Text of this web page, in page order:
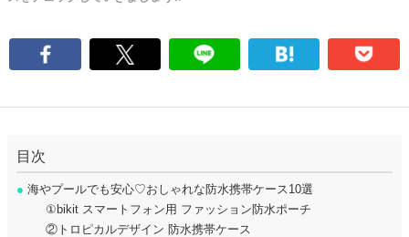
目次
● 海やプールでも安心♡おしゃれな防水携帯ケース10選
①bikit スマートフォン用 ファッション防水ポーチ
②トロピカルデザイン 防水携帯ケース